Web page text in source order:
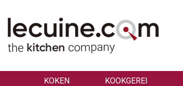
KOKEN KOOKGEREI